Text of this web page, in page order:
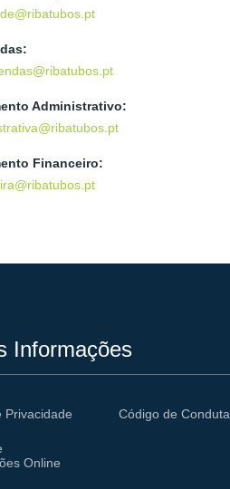
Administrativo:
Financeiro:
Informações
Privacidade Código de Conduta